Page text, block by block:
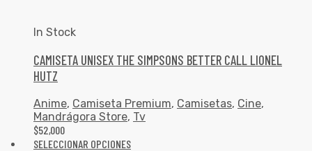
In Stock
CAMISETA UNISEX THE SIMPSONS BETTER CALL LIONEL
HUTZ
Anime, Camiseta Premium, Camisetas, Cine,
Mandrágora Store, Tv
$52,000
SELECCIONAR OPCIONES